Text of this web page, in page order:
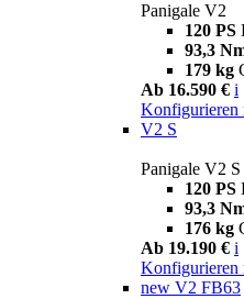
Panigale V2
120 PS
93,3
179 kg
Ab 16.590 € i
Konfigurieren
V2 S
Panigale V2 S
120 PS
93,3
176 kg
Ab 19.190 € i
Konfigurieren
new V2 FB63